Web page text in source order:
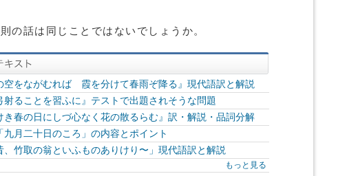
の話は同じことではないでしょうか。
空をながむれば 霞を分けて春雨ぞ降る』現代語訳と解説
ることを習ふに』テストで出題されそうな問題
き春の日にしづ心なく花の散るらむ』訳・解説・品詞分解
九月二十日のころ」の内容とポイント
竹取の翁といふものありけり〜」現代語訳と解説
もっと見る